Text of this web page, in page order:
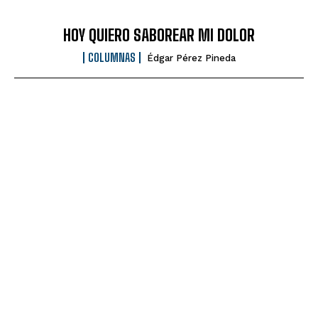
HOY QUIERO SABOREAR MI DOLOR
COLUMNAS Édgar Pérez Pineda